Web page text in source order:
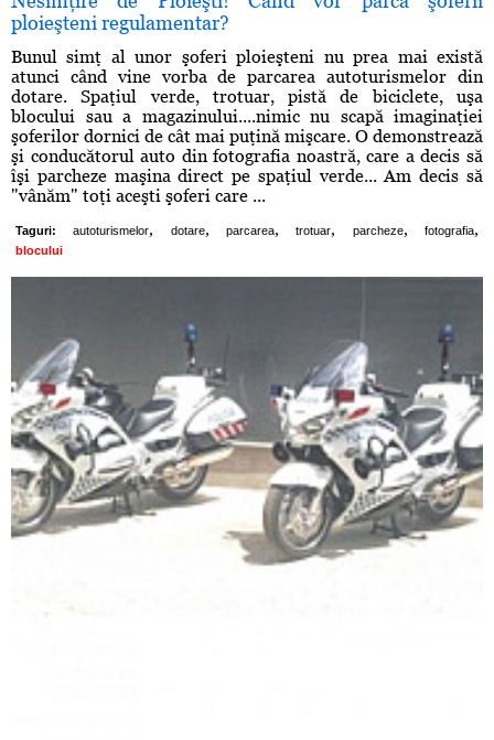
ploieşteni regulamentar?
Bunul simţ al unor şoferi ploieşteni nu prea mai există
atunci când vine vorba de parcarea autoturismelor din
dotare. Spaţiul verde, trotuar, pistă de biciclete, uşa
blocului sau a magazinului....nimic nu scapă imaginaţiei
şoferilor dornici de cât mai puţină mişcare. O demonstrează
şi conducătorul auto din fotografia noastră, care a decis să
îşi parcheze maşina direct pe spaţiul verde... Am decis să
"vânăm" toţi aceşti şoferi care ...
Taguri: autoturismelor, dotare, parcarea, trotuar, parcheze, fotografia,
blocului